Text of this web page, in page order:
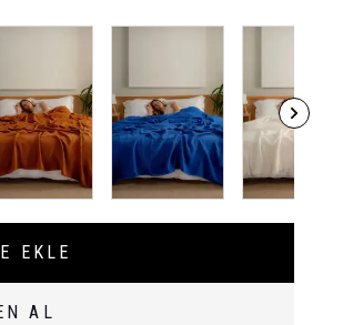
EKLE
AL